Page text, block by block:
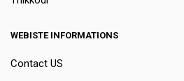
WEBISTE INFORMATIONS
Contact US